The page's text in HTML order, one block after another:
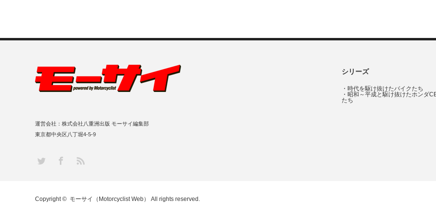
シリーズ
・ 時代を駆け抜けたバイクたち
・ 昭和～平成と駆け抜けたホンダ
たち
運営会社：株式会社八重洲出版 モーサイ編集部
東京都中央区八丁堀4-5-9
Twitter Facebook
RSS
Copyright © モーサイ（Motorcyclist Web） All rights reserved.